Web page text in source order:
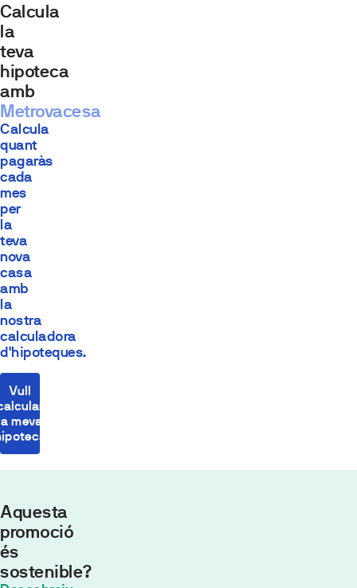
Calcula
la
teva
hipoteca
amb
Metrovacesa
Calcula
quant
pagaràs
cada
mes
per
la
teva
nova
casa
amb
la
nostra
calculadora
d'hipoteques.
Vull
meva
Aquesta
promoció
és
sostenible?